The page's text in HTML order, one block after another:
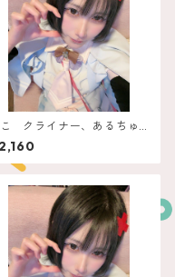
クライナー、あるちゅ